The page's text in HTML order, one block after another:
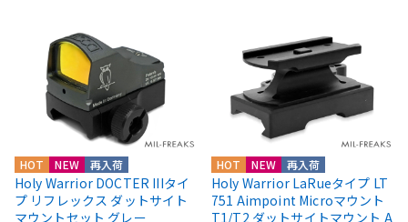
HOT NEW 再入荷
Holy Warrior DOCTER IIIタイ
プ リフレックス ダットサイト
マウントセット グレー
HOT NEW 再入荷
Holy Warrior LaRueタイプ LT
751 Aimpoint Microマウント
T1/T2 ダットサイトマウント A